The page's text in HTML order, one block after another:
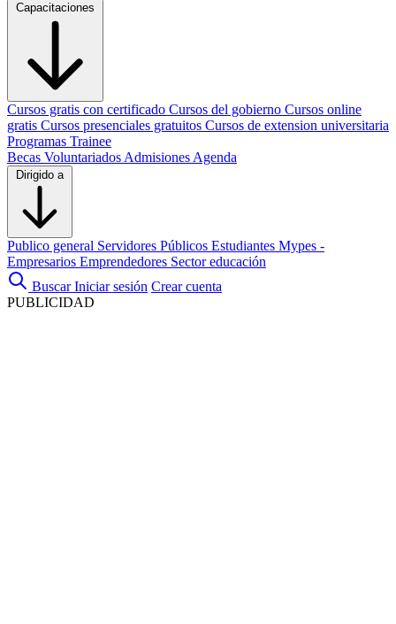
Capacitaciones
Cursos gratis con certificado Cursos del gobierno Cursos online
gratis Cursos presenciales gratuitos Cursos de extension universitaria
Programas Trainee
Becas Voluntariados Admisiones Agenda
Dirigido a
Publico general Servidores Públicos Estudiantes Mypes -
Empresarios Emprendedores Sector educación
Buscar Iniciar sesión Crear cuenta
PUBLICIDAD